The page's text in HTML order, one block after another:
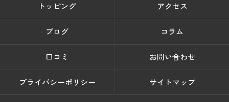
トッピング アクセス
ブログ コラム
口コミ お問い合わせ
プライバシーポリシー サイトマップ